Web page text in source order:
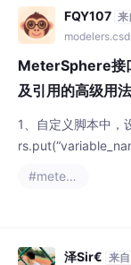
FQY107 来
MeterSphere接
及引用的高级用法
1、自定义脚本中，
ributeTypeNam数
#metersphere
泽Sir€ 来自